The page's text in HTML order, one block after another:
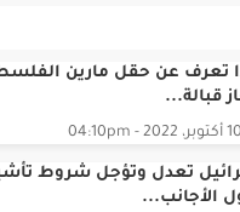
تعرف عن حقل مارين
قبالة...
10 أكتوبر، 2022 - 04:10pm
تعدل وتؤجل شروط
الأجانب...